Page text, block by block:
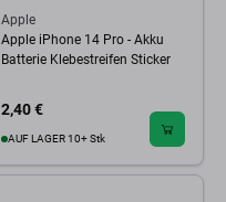
Apple
Apple iPhone 14 Pro - Akku
Batterie Klebestreifen Sticker
2,40 €
AUF LAGER 10+ Stk